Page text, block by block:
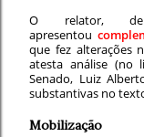
O relator,
apresentou
que fez alterações
atesta análise (no
Senado, Luiz
substantivas no
Mobilização